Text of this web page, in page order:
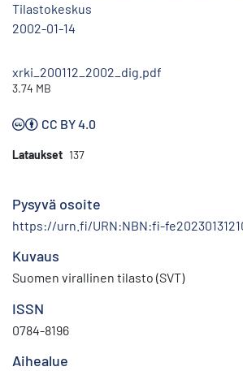
Tilastokeskus
2002-01-14
xrki_200112_2002_dig.pdf
3.74 MB
CC BY 4.0
Lataukset 137
Pysyvä osoite
https://urn.fi/URN:NBN:fi-
Kuvaus
Suomen virallinen tilasto (SVT)
ISSN
0784-8196
Aihealue